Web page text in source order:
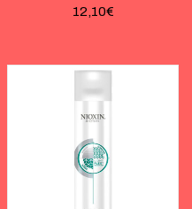
12,10€